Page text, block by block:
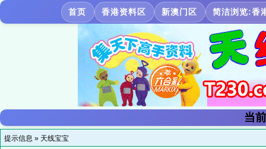
首页 香港资料区 新澳门区 简洁浏览:香
当
提示信息 » 天线宝宝